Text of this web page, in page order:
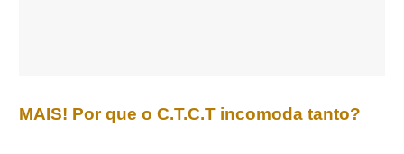
MAIS! Por que o C.T.C.T incomoda tanto?